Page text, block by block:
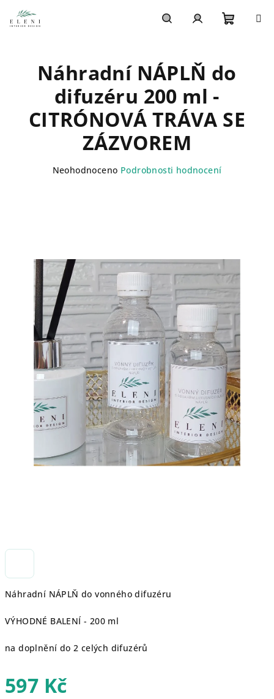
na
obsah
košík
Náhradní NÁPLŇ do vonného difuzéru
VÝHODNÉ BALENÍ - 200 ml
na doplnění do 2 celých difuzérů
597 Kč
Náhradní NÁPLŇ do
difuzéru 200 ml -
CITRÓNOVÁ TRÁVA SE
ZÁZVOREM
Průměrné
Neohodnoceno Podrobnosti hodnocení